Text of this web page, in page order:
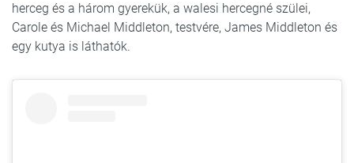
herceg és a három gyerekük, a walesi hercegné szülei,
Carole és Michael Middleton, testvére, James Middleton és
egy kutya is láthatók.